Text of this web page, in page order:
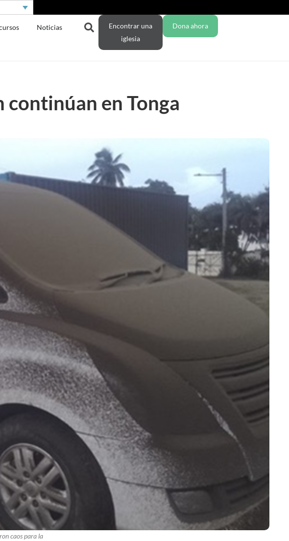
Noticias
Encontrar una
iglesia
Dona ahora
continúan en Tonga
caos para la